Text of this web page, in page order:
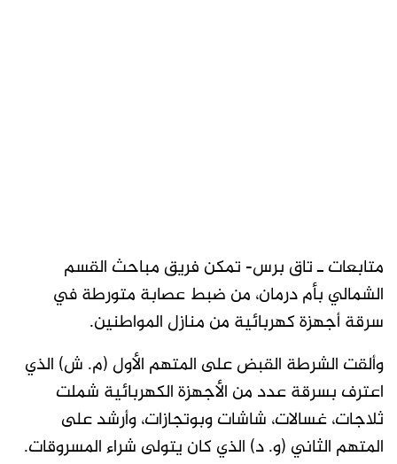
متابعات ـ تاق برس- تمكن فريق مباحث القسم
الشمالي بأم درمان، من ضبط عصابة متورطة في
سرقة أجهزة كهربائية من منازل المواطنين.
وألقت الشرطة القبض على المتهم الأول (م. ش) الذي
اعترف بسرقة عدد من الأجهزة الكهربائية شملت
ثلاجات، غسالات، شاشات وبوتجازات، وأرشد على
المتهم الثاني (و. د) الذي كان يتولى شراء المسروقات.